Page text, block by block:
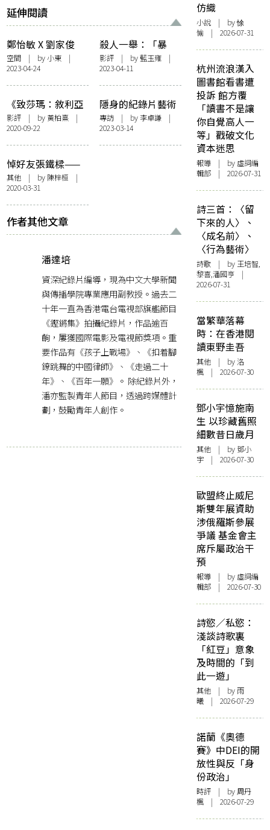
延伸閱讀
鄭怡敏 X 劉家俊
《飄零印記》：超
放大、極縮細——
歷史傷痕的再定格
空間 | by小東 |
2023-04-24
殺人一舉：「暴
力」應該如何被觀
看？
影評| by藍玉雍|
2023-04-11
《致莎瑪：敘利亞
家書》：拍攝紀錄
片可以訴諸個人情
感嗎？
影評 | by 黃柏熹 |
2020-09-22
隱身的紀錄片藝術
——訪《戲棚》導
演卓翔
專訪| by 李卓謙|
2023-03-14
悼好友張鐵樑——
那年我們開展的紀
錄片旅程
其他 | by 陳梓桓 |
2020-03-31
作者其他文章
潘達培
資深紀錄片編導，現為中文大學新聞
與傳播學院專業應用副教授。過去二
十年一直為香港電台電視部旗艦節目
《鏗鏘集》拍攝紀錄片，作品逾百
齣，屢獲國際電影及電視節獎項。重
要作品有《孩子上戰場》、《扣着腳
鐐跳舞的中國律師》、《走過二十
年》、《百年一願》。 除紀錄片外，
潘亦監製青年人節目，透過跨媒體計
劃，鼓勵青年人創作。
仿織
小說 | by 悇
愉 | 2026-07-31
杭州流浪漢入
圖書館看書遭
投訴 館方覆
「讀書不是讓
你自覺高人一
等」戳破文化
資本迷思
報導 | by 虛詞編
輯部 | 2026-07-31
詩三首：〈留
下來的人〉、
〈成名前〉、
〈行為藝術〉
詩歌 | by 王培智,
黎喜,潘國亨 |
2026-07-31
當繁華落幕
時：在香港閱
讀東野圭吾
其他 | by洛
楓 | 2026-07-30
鄧小宇憶施南
生 以珍藏舊照
細數昔日歲月
其他 | by 鄧小
宇 | 2026-07-30
歐盟終止威尼
斯雙年展資助
涉俄羅斯參展
爭議 基金會主
席斥屬政治干
預
報導 | by 虛詞編
輯部 | 2026-07-30
詩慾／私慾：
淺談詩歌裏
「紅豆」意象
及時間的「到
此一遊」
其他 | by 雨
曦 | 2026-07-29
諾蘭《奧德
賽》中DEI的開
放性與反「身
份政治」
時評 | by周丹
楓 | 2026-07-29